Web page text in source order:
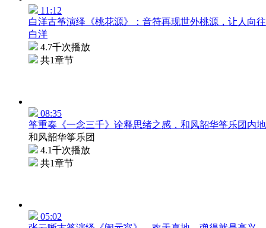
11:12
白洋古筝演绎《桃花源》：音符再现世外桃源，让人向
白洋
4.7千次播放
共1章节
08:35
筝重奏《一念三千》诠释思绪之感，和风韶华筝乐团内
和风韶华筝乐团
4.1千次播放
共1章节
05:02